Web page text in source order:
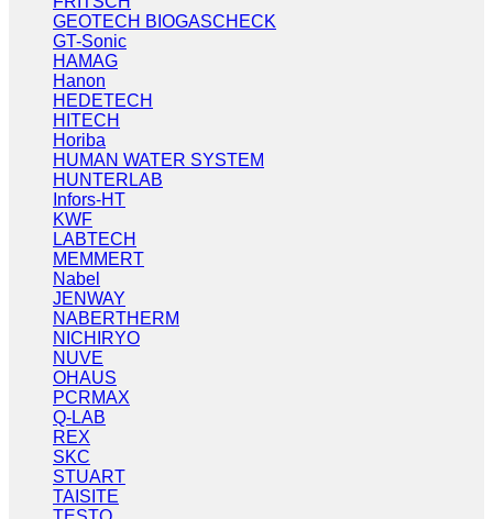
GEOTECH BIOGASCHECK
GT-Sonic
HAMAG
Hanon
HEDETECH
HITECH
Horiba
HUMAN WATER SYSTEM
HUNTERLAB
Infors-HT
KWF
LABTECH
MEMMERT
Nabel
JENWAY
NABERTHERM
NICHIRYO
NUVE
OHAUS
PCRMAX
Q-LAB
REX
SKC
STUART
TAISITE